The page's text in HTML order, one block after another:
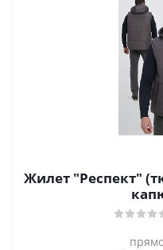
Жилет "Респект"